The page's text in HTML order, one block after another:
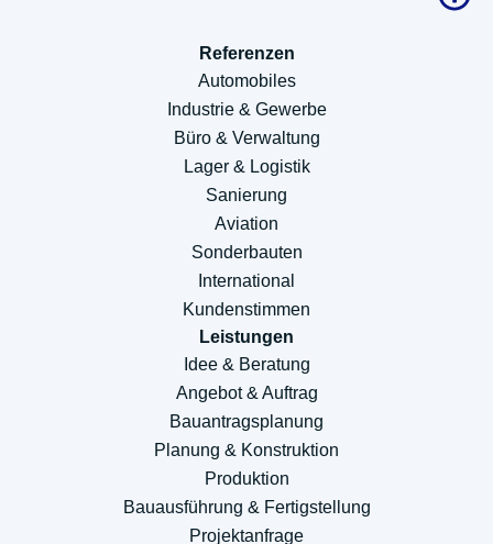
Referenzen
Automobiles
Industrie & Gewerbe
Büro & Verwaltung
Lager & Logistik
Sanierung
Aviation
Sonderbauten
International
Kundenstimmen
Leistungen
Idee & Beratung
Angebot & Auftrag
Bauantragsplanung
Planung & Konstruktion
Produktion
Bauausführung & Fertigstellung
Projektanfrage